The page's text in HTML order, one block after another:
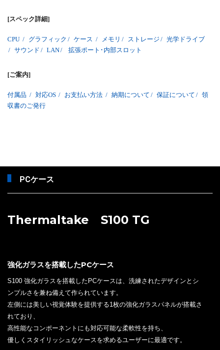
[スペック詳細]
CPU / グラフィック / ケース / メモリ / ストレージ / 光学ドライブ
/ サウンド / LAN/ 拡張ポート･内部スロット
[ご案内]
付属品 / 対応OS / お支払い方法 / 納期について / 保証について / 領
収書のご発行
PCケース
Thermaltake S100 TG
強化ガラスを搭載したPCケース
S100 強化ガラスを搭載したPCケースは、洗練されたデザインとシ
ンプルさを兼ね備えて作られています。
左側には美しい視覚体験を提供する1枚の強化ガラスパネルが搭載さ
れており、
高性能なコンポーネントにも対応可能な柔軟性を持ち、
優しくスタイリッシュなケースを求めるユーザーに最適です。